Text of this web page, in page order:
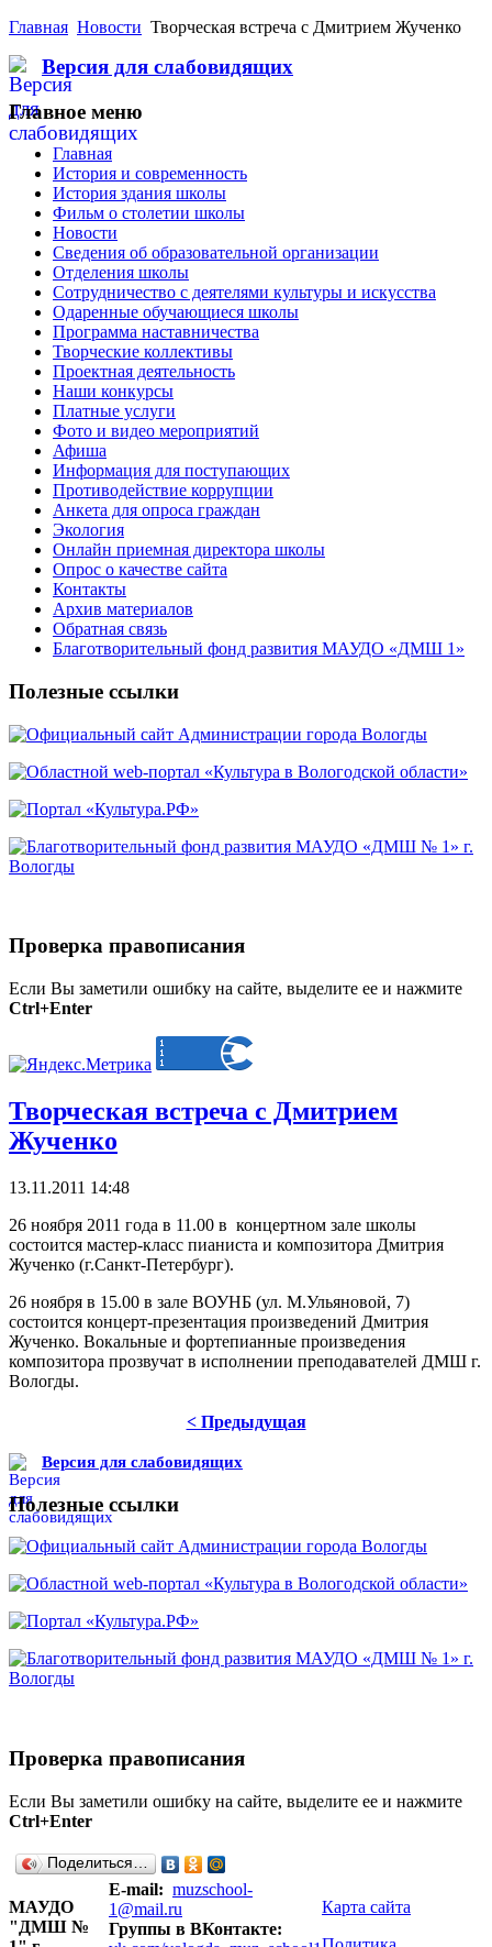
Главная Новости Творческая встреча с Дмитрием Жученко
Версия для слабовидящих
Главное меню
Главная
История и современность
История здания школы
Фильм о столетии школы
Новости
Сведения об образовательной организации
Отделения школы
Сотрудничество с деятелями культуры и искусства
Одаренные обучающиеся школы
Программа наставничества
Творческие коллективы
Проектная деятельность
Наши конкурсы
Платные услуги
Фото и видео мероприятий
Афиша
Информация для поступающих
Противодействие коррупции
Анкета для опроса граждан
Экология
Онлайн приемная директора школы
Опрос о качестве сайта
Контакты
Архив материалов
Обратная связь
Благотворительный фонд развития МАУДО «ДМШ 1»
Полезные ссылки
Проверка правописания
Если Вы заметили ошибку на сайте, выделите ее и нажмите
Ctrl+Enter
Творческая встреча с Дмитрием
Жученко
13.11.2011 14:48
26 ноября 2011 года в 11.00 в концертном зале школы
состоится мастер-класс пианиста и композитора Дмитрия
Жученко (г.Санкт-Петербург).
26 ноября в 15.00 в зале ВОУНБ (ул. М.Ульяновой, 7)
состоится концерт-презентация произведений Дмитрия
Жученко. Вокальные и фортепианные произведения
композитора прозвучат в исполнении преподавателей ДМШ г.
Вологды.
< Предыдущая
Версия для слабовидящих
Полезные ссылки
Проверка правописания
Если Вы заметили ошибку на сайте, выделите ее и нажмите
Ctrl+Enter
Поделиться…
МАУДО
"ДМШ №
E-mail: muzschool-
1@mail.ru
Группы в ВКонтакте:
Карта сайта